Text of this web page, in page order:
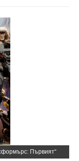
Първият“